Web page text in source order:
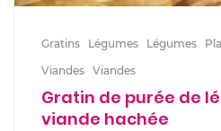
Gratins Légumes Légumes
Viandes Viandes
Gratin de purée de
viande hachée